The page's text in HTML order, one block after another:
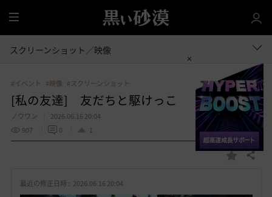
全
体
スクリーンショット／映像
#イベント #映像 #スクリーンショット
[私の友達] 友だちと駆けっこ
ノウワン
2026.06.16 20:04
907
0 1
お 共有する
最近の修正日時 : 2026.06.16 20:04